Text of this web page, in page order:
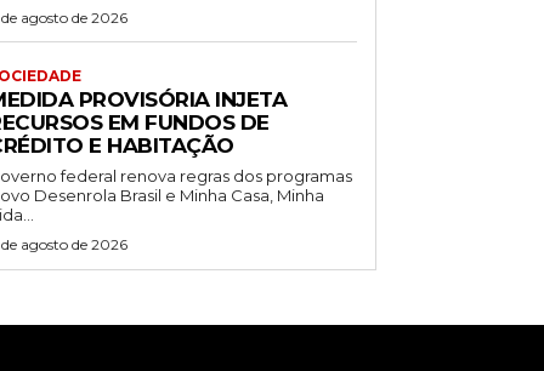
agosto de 2026
PROVISÓRIA INJETA
EM FUNDOS DE
E HABITAÇÃO
federal renova regras dos programas
Desenrola Brasil e Minha Casa, Minha
agosto de 2026